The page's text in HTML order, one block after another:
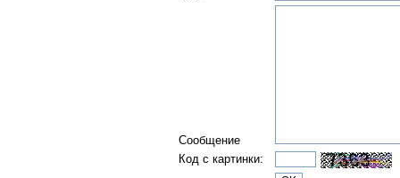
Сообщение
Код с картинки: